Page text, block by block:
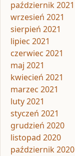
październik 2021
wrzesień 2021
sierpień 2021
lipiec 2021
czerwiec 2021
maj 2021
kwiecień 2021
marzec 2021
luty 2021
styczeń 2021
grudzień 2020
listopad 2020
październik 2020